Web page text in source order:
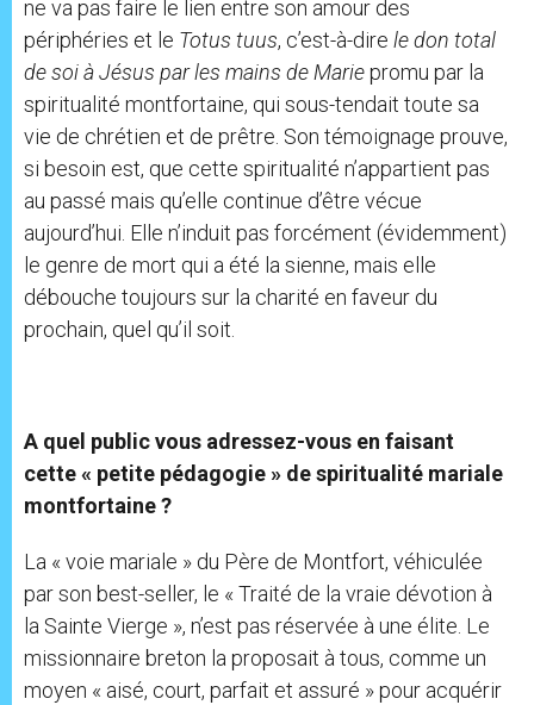
ne va pas faire le lien entre son amour des
périphéries et le Totus tuus, c’est-à-dire le don total
de soi à Jésus par les mains de Mariepromu par la
spiritualité montfortaine, qui sous-tendait toute sa
vie de chrétien et de prêtre. Son témoignage prouve,
si besoin est, que cette spiritualité n’appartient pas
au passé mais qu’elle continue d’être vécue
aujourd’hui. Elle n’induit pas forcément (évidemment)
le genre de mort qui a été la sienne, mais elle
débouche toujours sur la charité en faveur du
prochain, quel qu’il soit.
A quel public vous adressez-vous en faisant
cette « petite pédagogie » de spiritualité mariale
montfortaine ?
La « voie mariale » du Père de Montfort, véhiculée
par son best-seller, le « Traité de la vraie dévotion à
la Sainte Vierge », n’est pas réservée à une élite. Le
missionnaire breton la proposait à tous, comme un
moyen « aisé, court, parfait et assuré » pour acquérir